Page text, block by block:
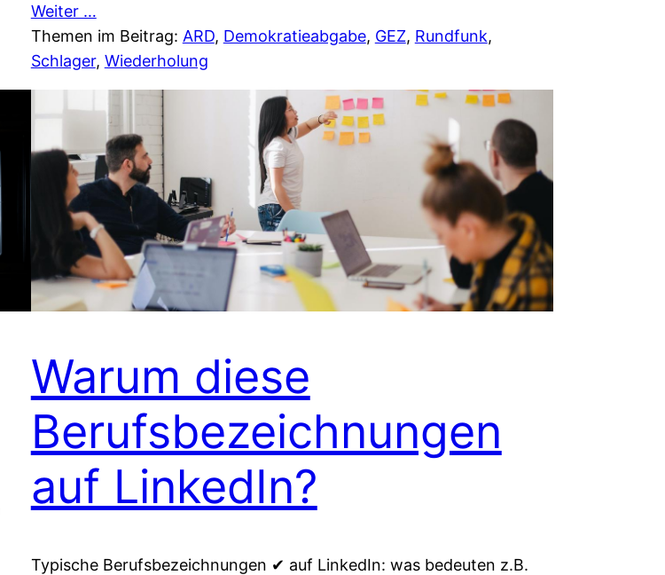
Weiter …
Themen im Beitrag: ARD, Demokratieabgabe, GEZ, Rundfunk
Schlager, Wiederholung
Warum diese
Berufsbezeichnungen
auf LinkedIn?
Typische Berufsbezeichnungen ✔ auf LinkedIn: was bedeuten z.B.